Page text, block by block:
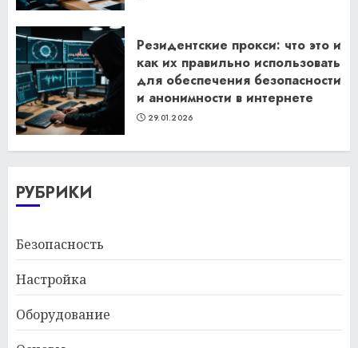
Резидентские прокси: что это и
как их правильно использовать
для обеспечения безопасности
и анонимности в интернете
29.01.2026
РУБРИКИ
Безопасность
Настройка
Оборудование